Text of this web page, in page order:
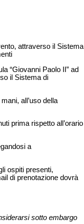
attraverso il Sistema
“Giovanni Paolo II” ad
il Sistema di
all’uso della
prima rispetto all’orario
a
ospiti presenti,
di prenotazione dovrà
sotto embargo